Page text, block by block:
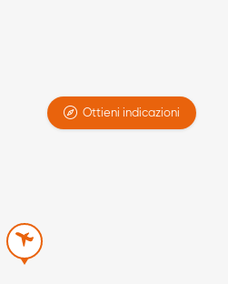
Ottieni indicazioni